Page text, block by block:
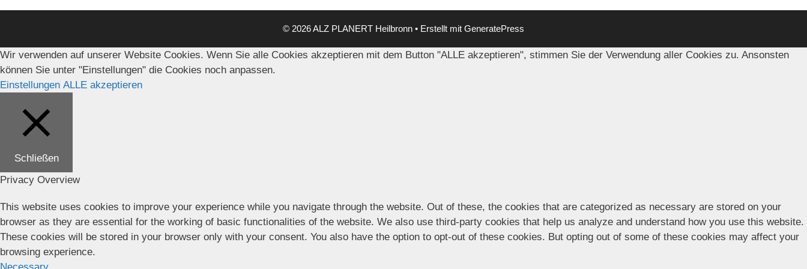
© 2026 ALZ PLANERT Heilbronn • Erstellt mit GeneratePress
Wir verwenden auf unserer Website Cookies. Wenn Sie alle Cookies akzeptieren mit dem Button "ALLE akzeptieren", stimmen Sie der Verwendung aller Cookies zu. Ansonsten
können Sie unter "Einstellungen" die Cookies noch anpassen.
Einstellungen ALLE akzeptieren
Schließen
Privacy Overview
This website uses cookies to improve your experience while you navigate through the website. Out of these, the cookies that are categorized as necessary are stored on your
browser as they are essential for the working of basic functionalities of the website. We also use third-party cookies that help us analyze and understand how you use this website.
These cookies will be stored in your browser only with your consent. You also have the option to opt-out of these cookies. But opting out of some of these cookies may affect your
browsing experience.
Necessary